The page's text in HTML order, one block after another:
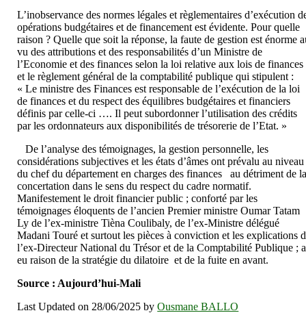
L’inobservance des normes légales et règlementaires d’exécution
opérations budgétaires et de financement est évidente. Pour quelle
raison ? Quelle que soit la réponse, la faute de gestion est énorme
vu des attributions et des responsabilités d’un Ministre de
l’Economie et des finances selon la loi relative aux lois de finances
et le règlement général de la comptabilité publique qui stipulent :
« Le ministre des Finances est responsable de l’exécution de la loi
de finances et du respect des équilibres budgétaires et financiers
définis par celle-ci …. Il peut subordonner l’utilisation des crédits
par les ordonnateurs aux disponibilités de trésorerie de l’Etat. »
De l’analyse des témoignages, la gestion personnelle, les
considérations subjectives et les états d’âmes ont prévalu au niveau
du chef du département en charges des finances au détriment de
concertation dans le sens du respect du cadre normatif.
Manifestement le droit financier public ; conforté par les
témoignages éloquents de l’ancien Premier ministre Oumar Tatam
Ly de l’ex-ministre Tièna Coulibaly, de l’ex-Ministre délégué
Madani Touré et surtout les pièces à conviction et les explications
l’ex-Directeur National du Trésor et de la Comptabilité Publique ; a
eu raison de la stratégie du dilatoire et de la fuite en
Source : Aujourd’hui-Mali
Last Updated on 28/06/2025 byOusmane BALLO